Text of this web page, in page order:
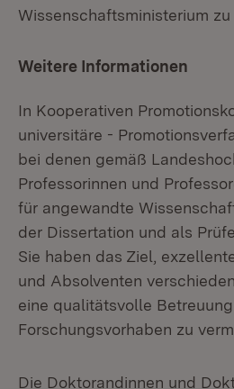
Wissenschaftsministerium
Weitere Informationen
In Kooperativen
universitäre -
bei denen gemäß
Professorinnen und
für angewandte
der Dissertation und als
Sie haben das Ziel,
und Absolventen
eine qualitätsvolle
Forschungsvorhaben zu
Die Doktorandinnen und